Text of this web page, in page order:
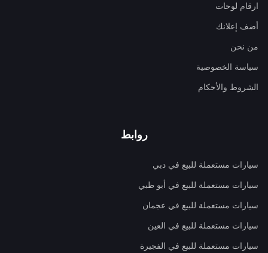
ارقام لوحات
أضف إعلانك
من نحن
سياسة الخصوصية
الشروط والأحكام
روابط
سيارات مستعملة للبيع في دبي
سيارات مستعملة للبيع في أبو ظبي
سيارات مستعملة للبيع في عجمان
سيارات مستعملة للبيع في العين
سيارات مستعملة للبيع في الفجيرة